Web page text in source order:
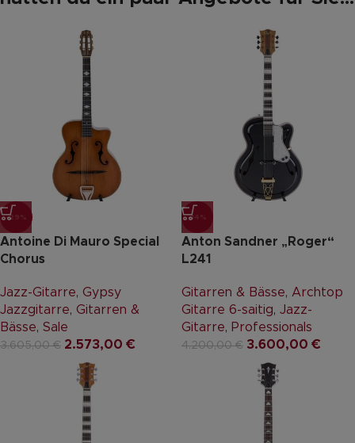
-29%
Antoine Di Mauro Special
Chorus
Jazz-Gitarre, Gypsy
Jazzgitarre, Gitarren &
Bässe, Sale
3.605,00€ 2.573,00 €
-14%
Anton Sandner „Roger“
L241
Gitarren & Bässe, Archtop
Gitarre 6-saitig, Jazz-
Gitarre, Professionals
4.200,00€ 3.600,00 €